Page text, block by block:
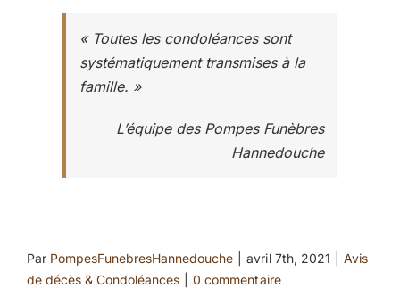
« Toutes les condoléances sont
systématiquement transmises à la
famille. »
L’équipe des Pompes Funèbres
Hannedouche
Par PompesFunebresHannedouche avril 7th, 2021
Avis
de décès & Condoléances
0 commentaire